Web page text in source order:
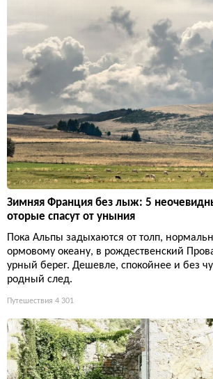
Зимняя Франция без лыж: 5
оторые спасут от уныния
Пока Альпы задыхаются от толп,
ормовому океану, в рождественский
урный берег. Дешевле, спокойнее и без
родный след.
Путешествия 4 301